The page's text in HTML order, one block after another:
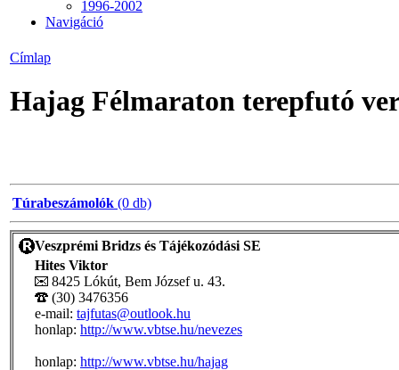
1996-2002
Navigáció
Címlap
Hajag Félmaraton terepfutó
Túrabeszámolók (0 db)
Veszprémi Bridzs és Tájékozódási SE
Hites Viktor
8425 Lókút, Bem József u. 43.
(30) 3476356
e-mail: tajfutas@outlook.hu
honlap: http://www.vbtse.hu/nevezes
honlap: http://www.vbtse.hu/hajag